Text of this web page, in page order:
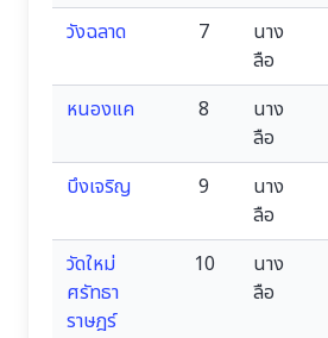
วังฉลาด 7
นาง
ลือ
หนองแค 8
นาง
ลือ
บึงเจริญ 9
นาง
ลือ
วัดใหม่
ศรัทธา
ราษฎร์
10
นาง
ลือ